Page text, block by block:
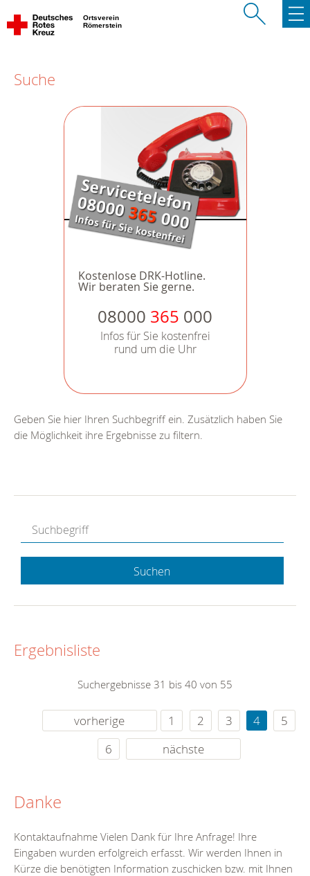
Ortsverein
Römerstein
Suche
Kostenlose DRK-Hotline.
Wir beraten Sie gerne.
08000 365 000
Infos für Sie kostenfrei
rund um die Uhr
Geben Sie hier Ihren Suchbegriff ein. Zusätzlich haben Sie
die Möglichkeit ihre Ergebnisse zu filtern.
Suchen
Ergebnisliste
Suchergebnisse 31 bis 40 von 55
vorherige 1 2 3 4
5
6
nächste
Danke
Kontaktaufnahme Vielen Dank für Ihre Anfrage! Ihre
Eingaben wurden erfolgreich erfasst. Wir werden Ihnen in
Kürze die benötigten Information zuschicken bzw. mit Ihnen